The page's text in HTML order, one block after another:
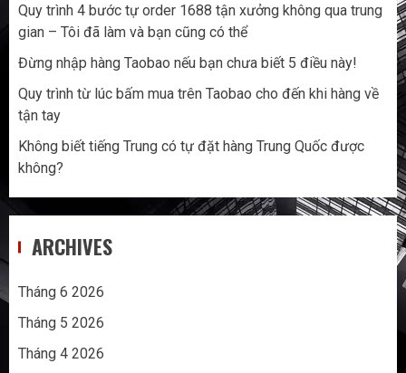
Quy trình 4 bước tự order 1688 tận xưởng không qua trung
gian – Tôi đã làm và bạn cũng có thể
Đừng nhập hàng Taobao nếu bạn chưa biết 5 điều này!
Quy trình từ lúc bấm mua trên Taobao cho đến khi hàng về
tận tay
Không biết tiếng Trung có tự đặt hàng Trung Quốc được
không?
ARCHIVES
Tháng 6 2026
Tháng 5 2026
Tháng 4 2026